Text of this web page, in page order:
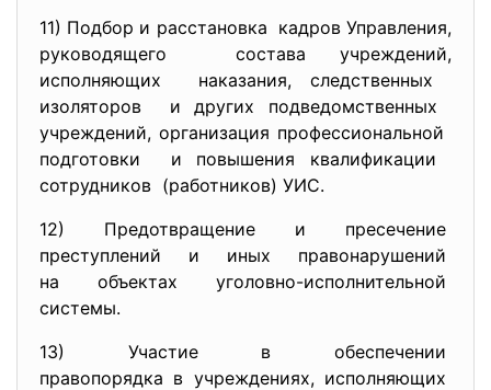
11) Подбор и расстановка кадров Управления,
руководящего состава учреждений,
исполняющих наказания, следственных
изоляторов и других подведомственных
учреждений, организация профессиональной
подготовки и повышения квалификации
сотрудников (работников) УИС.
12) Предотвращение и пресечение
преступлений и иных правонарушений
на объектах уголовно-исполнительной
системы.
13) Участие в обеспечении
правопорядка в учреждениях, исполняющих